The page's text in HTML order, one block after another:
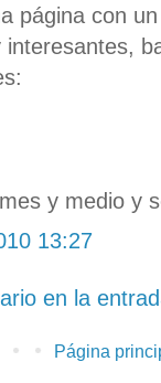
página con
interesantes,
y medio y
13:27
en la
Página